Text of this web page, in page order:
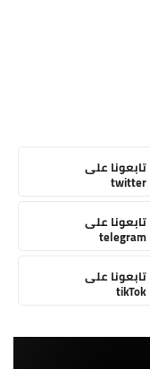
تابعونا على
twitter
تابعونا على
telegram
تابعونا على
tikTok